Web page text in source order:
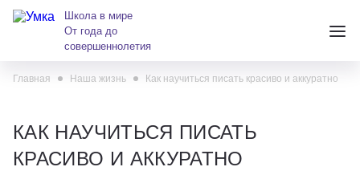
Школа в мире
От года до
совершеннолетия
andreeva@krasumka.ru
Главная Наша жизнь Как научиться писать красиво и аккуратно
КАК НАУЧИТЬСЯ ПИСАТЬ
КРАСИВО И АККУРАТНО